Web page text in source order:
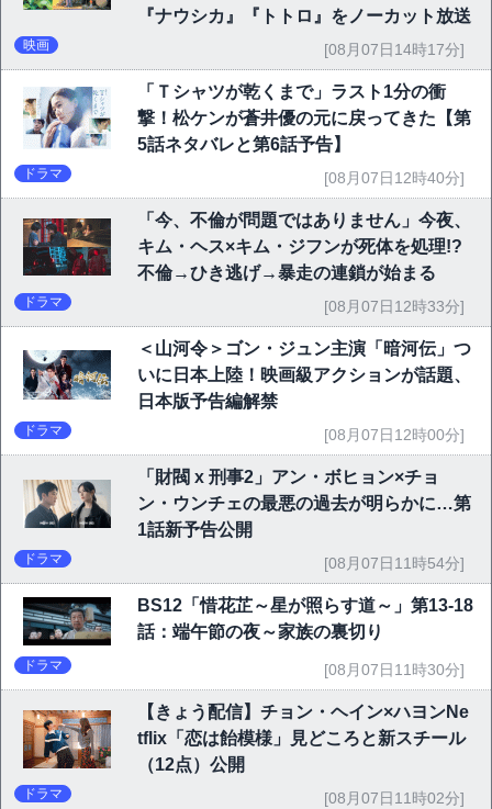
『ナウシカ』『トトロ』をノーカット放送
映画 [08月07日14時17分]
「Ｔシャツが乾くまで」ラスト1分の衝
撃！松ケンが蒼井優の元に戻ってきた【第
5話ネタバレと第6話予告】
ドラマ [08月07日12時40分]
「今、不倫が問題ではありません」今夜、
キム・ヘス×キム・ジフンが死体を処理!?
不倫→ひき逃げ→暴走の連鎖が始まる
ドラマ [08月07日12時33分]
＜山河令＞ゴン・ジュン主演「暗河伝」つ
いに日本上陸！映画級アクションが話題、
日本版予告編解禁
ドラマ [08月07日12時00分]
「財閥 x 刑事2」アン・ボヒョン×チョ
ン・ウンチェの最悪の過去が明らかに…第
1話新予告公開
ドラマ [08月07日11時54分]
BS12「惜花芷～星が照らす道～」第13-18
話：端午節の夜～家族の裏切り
ドラマ [08月07日11時30分]
【きょう配信】チョン・ヘイン×ハヨンNe
tflix「恋は飴模様」見どころと新スチール
（12点）公開
ドラマ [08月07日11時02分]